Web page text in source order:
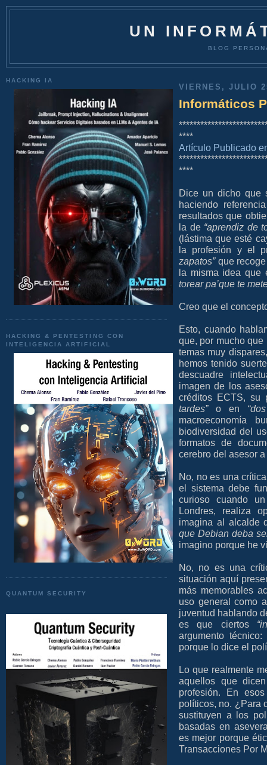
UN
BLOG
HACKING IA
HACKING & PENTESTING CON
INTELIGENCIA ARTIFICIAL
QUANTUM SECURITY
VIERNES, JULIO
Informáticos
****
Artículo Publicado
****
Dice un dicho
haciendo
resultados que
la de “aprendiz de
(lástima que esté
la profesión y el
zapatos”que recoge
la misma idea que
torear pa’que te
Creo que el
Esto, cuando
que, por mucho
temas muy
hemos tenido
descuadre
imagen de los
créditos ECTS, su
tardes”o en
macroeconomía
biodiversidad del
formatos de
cerebro del asesor
No, no es una
el sistema debe
curioso cuando
Londres, realiza
imagina al alcalde
que Debian deba
imagino porque he
No, no es una
situación aquí
más memorables
uso general como
juventud hablando
es que ciertos
argumento
porque lo dice el
Lo que realmente
aquellos que
profesión. En
políticos, no. ¿Para
sustituyen a los
basadas en
es mejor porque
Transacciones Por